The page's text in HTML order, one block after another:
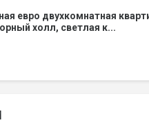
евро двухкомнатная
холл, светлая к...